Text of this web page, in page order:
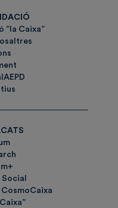
”la Caixa”